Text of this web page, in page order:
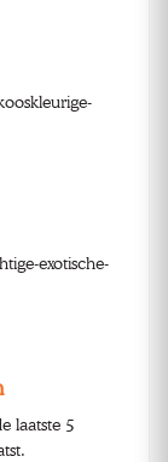
exotische-
laatste 5